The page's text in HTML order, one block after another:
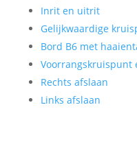
Inrit en uitrit
Gelijkwaardige
Bord B6 met
Voorrangskruispunt
Rechts afslaan
Links afslaan